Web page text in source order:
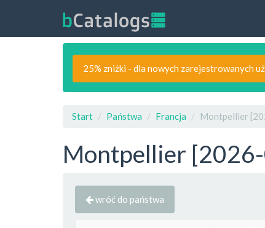
25% zniżki - dla nowych zarejestrowanych
Start Państwa Francja Montpellier
Montpellier
wróć do państwa